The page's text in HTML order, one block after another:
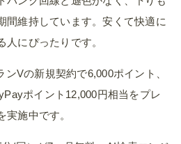
間維持しています。安くて快適に
にぴったりです。
Vの新規契約で6,000ポイント、
ポイント12,000円相当をプレ
実施中です。